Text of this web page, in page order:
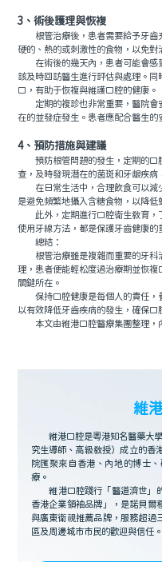
3、術後護理與恢複
根管治療後，患者需要給予牙齒
硬的、熱的或刺激性的食物，以免對
在術後的幾天內，患者可能會感
該及時回訪醫生進行評估與處理。
口，有助于恢複與維護口腔的健康。
定期的複診也非常重要，醫院會
在的並發症發生。患者應配合醫生
4、預防措施與建議
預防根管問題的發生，定期的口
查，及時發現潛在的菌斑和牙龈疾病
在日常生活中，合理飲食可以減
是避免頻繁地攝入含糖食物，以降低
此外，定期進行口腔衛生教育，
使用牙線方法，都是保護牙齒健康的
總結：
根管治療雖是複雜而重要的牙科
理，患者便能輕松度過治療期並恢
關鍵所在。
保持口腔健康是每個人的責任，
以有效降低牙齒疾病的發生，確保口
本文由維港口腔醫療集團整理，
維
維港口腔是粵港知名醫藥大
究生導師、高級教授）成立的香
院匯聚來自香港、內地的博士
療。
維港口腔踐行「醫道濟世」
香港企業領袖品牌」，是諾貝爾
與廣東衛視推薦品牌，服務超過
區及周邊城市市民的歡迎與信任。